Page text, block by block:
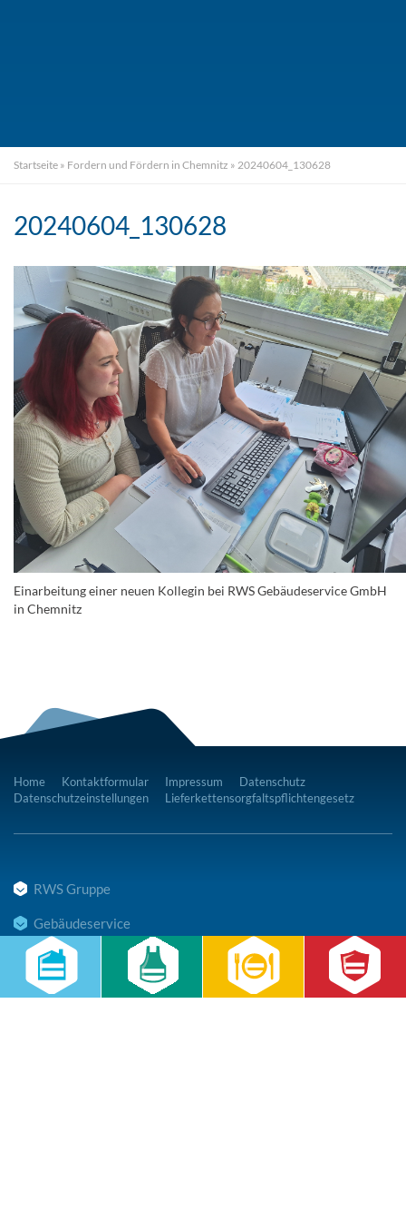
Startseite » Fordern und Fördern in Chemnitz » 20240604_130628
20240604_130628
Einarbeitung einer neuen Kollegin bei RWS Gebäudeservice GmbH
in Chemnitz
Home Kontaktformular Impressum
Datenschutz
Datenschutzeinstellungen
Lieferkettensorgfaltspflichtengesetz
RWS Gruppe
Gebäudeservice
Hauswirtschaft
Cateringservice